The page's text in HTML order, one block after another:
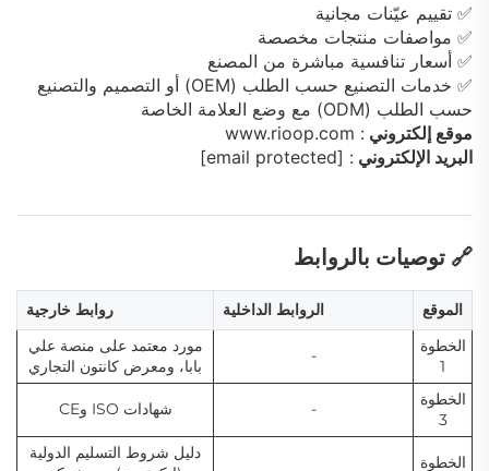
✅ تقييم عيّنات مجانية
✅ مواصفات منتجات مخصصة
✅ أسعار تنافسية مباشرة من المصنع
✅ خدمات التصنيع حسب الطلب (OEM) أو التصميم والتصنيع
حسب الطلب (ODM) مع وضع العلامة الخاصة
موقع إلكتروني :
www.rioop.com
البريد الإلكتروني :
[email protected]
🔗 توصيات بالروابط
الموقع الروابط الداخلية
روابط خارجية
الخطوة
1
-
مورد معتمد على منصة علي
بابا، ومعرض كانتون التجاري
الخطوة
3
- شهادات ISO وCE
الخطوة
دليل شروط التسليم الدولية